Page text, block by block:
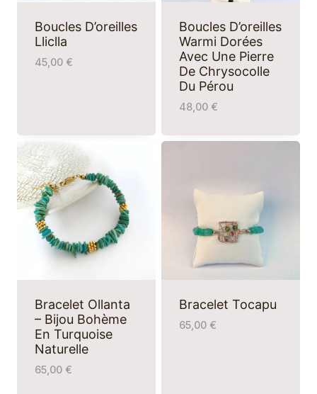
Boucles D’oreilles
Lliclla
45,00 €
Boucles D’oreilles
Warmi Dorées
Avec Une Pierre
De Chrysocolle
Du Pérou
48,00 €
Bracelet Ollanta
– Bijou Bohème
En Turquoise
Naturelle
65,00 €
Bracelet Tocapu
65,00 €